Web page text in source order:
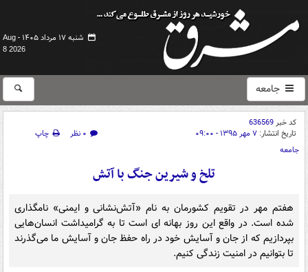
شنبه ۱۷ مرداد ۱۴۰۵ -
Aug
8 2026
جامعه
کد خبر636569
تاریخ انتشار: ۷ مهر ۱۳۹۵ - ۰۹:۰۰ ۰ نظر
چاپ
جامعه
تلخ و شیرین جنگ با آتش
هفتم مهر در تقویم کشورمان به نام «آتش‌نشانی و ایمنی» نامگذاری
شده است. در واقع این روز بهانه ای است تا به گرامیداشت انسان‌هایی
بپردازیم که از جان و آسایش خود در راه حفظ جان و آسایش ما می‌گذرند
تا بتوانیم در امنیت زندگی کنیم.